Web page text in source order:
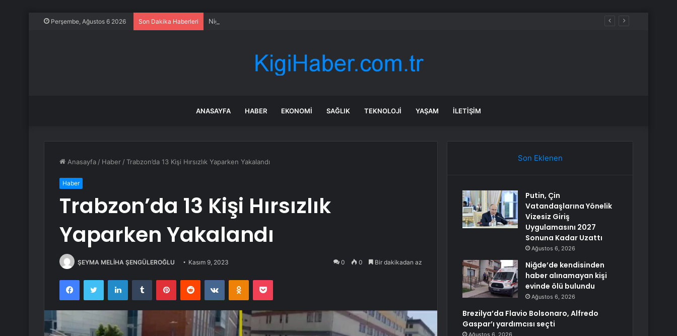
Perşembe, Ağustos 6 2026 Son Dakika Haberleri Niğde’de kendisinden haber alınamayan kişi evinde ölü bulundu
ANASAYFA HABER EKONOMI SAĞLIK TEKNOLOJI YAŞAM İLETIŞIM
Anasayfa / Haber /Trabzon’da 13 Kişi Hırsızlık Yaparken Yakalandı
Haber
Trabzon’da 13 Kişi Hırsızlık
Yaparken Yakalandı
ŞEYMA MELİHA ŞENGÜLEROĞLU Kasım 9, 2023 0 0 Bir dakikadan az
FacebookTwitter LinkedInTumblr PinterestReddit VKontakteOdnoklassniki
Pocket
Son Eklenen
Putin, Çin
Vatandaşlarına Yönelik
Vizesiz Giriş
Uygulamasını 2027
Sonuna Kadar Uzattı
Ağustos 6, 2026
Niğde’de kendisinden
haber alınamayan kişi
evinde ölü bulundu
Ağustos 6, 2026
Brezilya’da Flavio Bolsonaro, Alfredo
Gaspar’ı yardımcısı seçti
Ağustos 6, 2026